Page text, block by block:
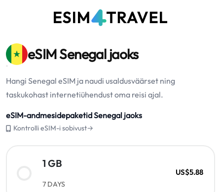
eSIM Senegal jaoks
Hangi Senegal eSIM ja naudi usaldusväärset ning
taskukohast internetiühendust oma reisi ajal.
eSIM-andmesidepaketid Senegal jaoks
Kontrolli eSIM-i sobivust→
1 GB
7 DAYS
US$5.88